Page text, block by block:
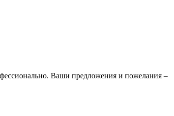
Ваши предложения и пожелания –